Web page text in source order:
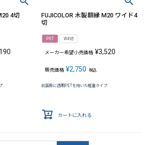
4切
FUJICOLOR 木製額縁 M20 ワイド4
切
PET W4切
メーカー希望小売価格 ¥3,520
販売価格 ¥2,750 税込
前面板に透明PETを用いた軽量タイプ
カートに入れる